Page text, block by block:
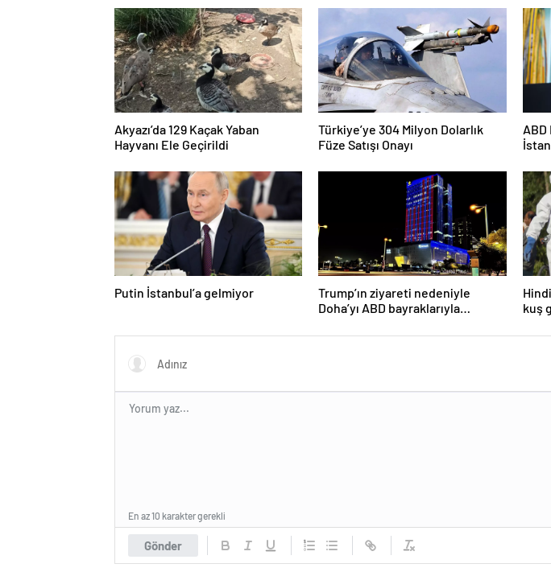
Akyazı’da 129 Kaçak Yaban
Hayvanı Ele Geçirildi
Türkiye’ye 304 Milyon Dolarlık
Füze Satışı Onayı
ABD
Putin İstanbul’a gelmiyor
Trump’ın ziyareti nedeniyle
Doha’yı ABD bayraklarıyla
kuş
Gönder
En az 10 karakter gerekli